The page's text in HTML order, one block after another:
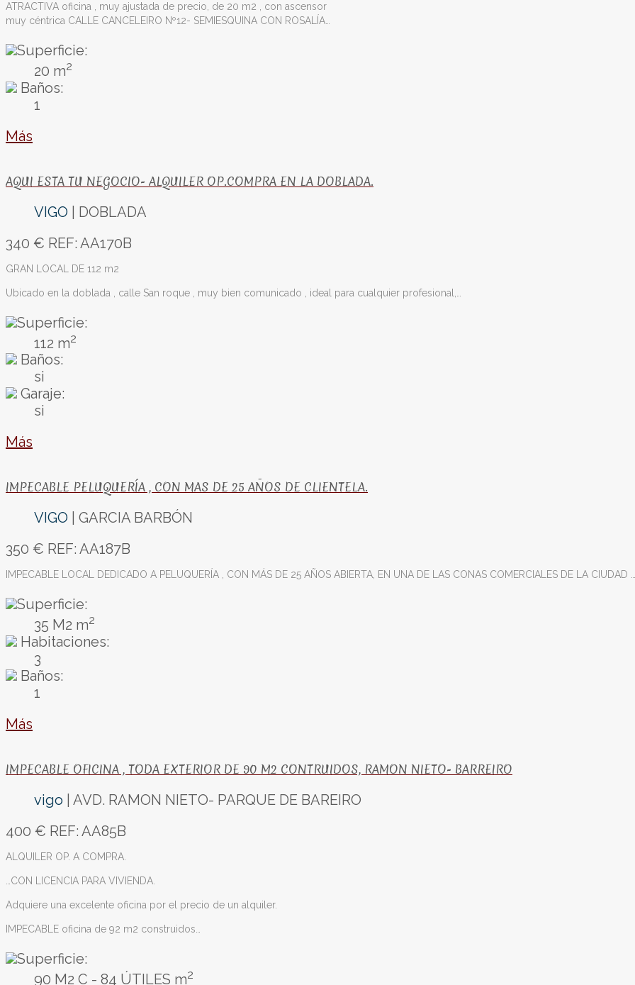
ATRACTIVA oficina , muy ajustada de precio, de 20 m2 , con ascensor
muy céntrica CALLE CANCELEIRO Nº12- SEMIESQUINA CON ROSALÍA…
Superficie:
20 m2
Baños:
1
Más
AQUI ESTA TU NEGOCIO- ALQUILER OP.COMPRA EN LA DOBLADA.
VIGO | DOBLADA
340 € REF: AA170B
GRAN LOCAL DE 112 m2
Ubicado en la doblada , calle San roque , muy bien comunicado , ideal para cualquier profesional,…
Superficie:
112 m2
Baños:
si
Garaje:
si
Más
IMPECABLE PELUQUERÍA , CON MAS DE 25 AÑOS DE CLIENTELA.
VIGO | GARCIA BARBÓN
350 € REF: AA187B
IMPECABLE LOCAL DEDICADO A PELUQUERÍA , CON MÁS DE 25 AÑOS ABIERTA, EN UNA DE LAS CONAS COMERCIALES DE LA CIUDAD
Superficie:
35 M2 m2
Habitaciones:
3
Baños:
1
Más
IMPECABLE OFICINA , TODA EXTERIOR DE 90 M2 CONTRUIDOS, RAMON NIETO- BARREIRO
vigo | AVD. RAMON NIETO- PARQUE DE BAREIRO
400 € REF: AA85B
ALQUILER OP. A COMPRA.
…CON LICENCIA PARA VIVIENDA.
Adquiere una excelente oficina por el precio de un alquiler.
IMPECABLE oficina de 92 m2 construidos…
Superficie:
90 M2 C - 84 ÚTILES m2